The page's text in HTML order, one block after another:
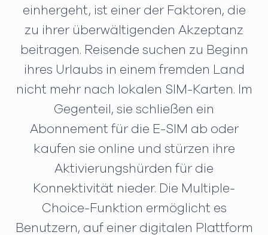
einhergeht, ist einer der Faktoren, die
zu ihrer überwältigenden Akzeptanz
beitragen. Reisende suchen zu Beginn
ihres Urlaubs in einem fremden Land
nicht mehr nach lokalen SIM-Karten. Im
Gegenteil, sie schließen ein
Abonnement für die E-SIM ab oder
kaufen sie online und stürzen ihre
Aktivierungshürden für die
Konnektivität nieder. Die Multiple-
Choice-Funktion ermöglicht es
Benutzern, auf einer digitalen Plattform